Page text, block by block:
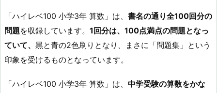
「ハイレベ100 小学3年 算数」は、 書名の通り全100回分の
問題を収録しています。 1回分は、100点満点の問題となっ
ていて、 黒と青の2色刷りとなり、まさに「問題集」という
印象を受けるものとなっています。
「ハイレベ100 小学3年 算数」は、 中学受験の算数をかな